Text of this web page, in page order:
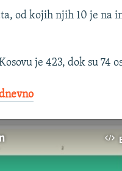
od kojih njih 10 je na
je 423, dok su 74